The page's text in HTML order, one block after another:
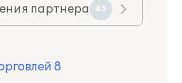
партнера 85
8